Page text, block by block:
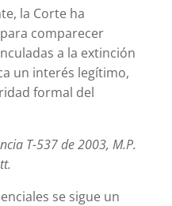
la Corte ha
comparecer
a la extinción
un interés legítimo,
formal del
T-537 de 2003, M.P.
se sigue un